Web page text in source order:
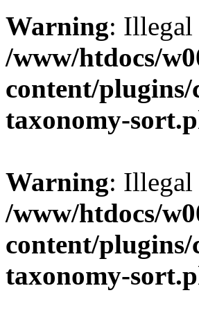
Warning: Illegal
/www/htdocs/
content/
taxonomy-
Warning: Illegal
/www/htdocs/
content/
taxonomy-